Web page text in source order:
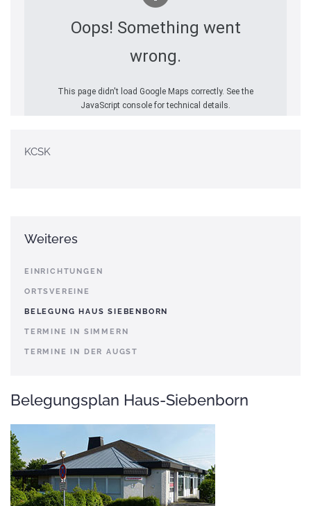
Oops! Something went
wrong.
This page didn't load Google Maps correctly. See the
JavaScript console for technical details.
KCSK
Weiteres
EINRICHTUNGEN
ORTSVEREINE
BELEGUNG HAUS SIEBENBORN
TERMINE IN SIMMERN
TERMINE IN DER AUGST
Belegungsplan Haus-Siebenborn